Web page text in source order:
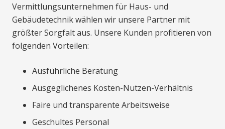
Vermittlungsunternehmen für Haus- und
Gebäudetechnik wählen wir unsere Partner mit
größter Sorgfalt aus. Unsere Kunden profitieren von
folgenden Vorteilen:
Ausführliche Beratung
Ausgeglichenes Kosten-Nutzen-Verhältnis
Faire und transparente Arbeitsweise
Geschultes Personal